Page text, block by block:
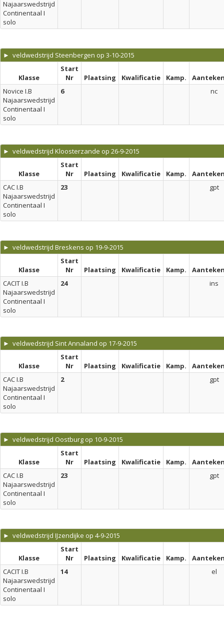
Najaarswedstrijd
Continentaal I
solo
► veldwedstrijd Steenbergen op 3-10-2015
Klasse
Start
Nr
Plaatsing Kwalificatie Kamp.
Novice I.B
Najaarswedstrijd
Continentaal I
solo
6 nc
► veldwedstrijd Kloosterzande op 26-9-2015
Klasse
Start
Nr
Plaatsing Kwalificatie Kamp.
CAC I.B
Najaarswedstrijd
Continentaal I
solo
23 gpt
► veldwedstrijd Breskens op 19-9-2015
Klasse
Start
Nr
Plaatsing Kwalificatie Kamp.
CACIT I.B
Najaarswedstrijd
Continentaal I
solo
24 ins
► veldwedstrijd Sint Annaland op 17-9-2015
Klasse
Start
Nr
Plaatsing Kwalificatie Kamp.
CAC I.B
Najaarswedstrijd
Continentaal I
solo
2 gpt
► veldwedstrijd Oostburg op 10-9-2015
Klasse
Start
Nr
Plaatsing Kwalificatie Kamp.
CAC I.B
Najaarswedstrijd
Continentaal I
solo
23 gpt
► veldwedstrijd IJzendijke op 4-9-2015
Klasse
Start
Nr
Plaatsing Kwalificatie Kamp.
CACIT I.B
Najaarswedstrijd
Continentaal I
solo
14 el